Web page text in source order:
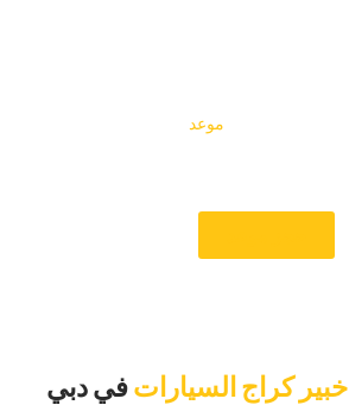
‏موعد ‏
خبير كراج السيارات‏في دبي‏